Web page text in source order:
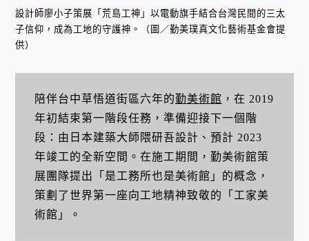
設計師廖小子策展「荒島工神」以電動旗手結合台灣民間的三太
子信仰，成為工地的守護神。（圖／勤美璞真文化藝術基金會提
供）
陪伴台中草悟道街區六年的勤美術館 ，在 2019
年初結束第一階段任務，準備迎接下一個階
段：由日本建築大師隈研吾設計、預計 2023
年竣工的全新空間。在施工期間，勤美術館策
展團隊提出「是工務所也是美術館」的概念，
策劃了世界第一座向工地精神致敬的「工家美
術館」。